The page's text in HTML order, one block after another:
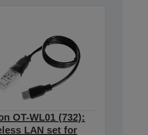
OT-WL01 (732):
LAN set for